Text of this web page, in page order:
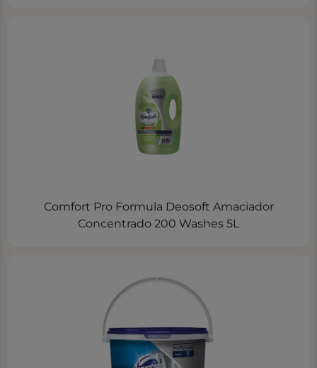
Comfort Pro Formula Deosoft Amaciador
Concentrado 200 Washes 5L